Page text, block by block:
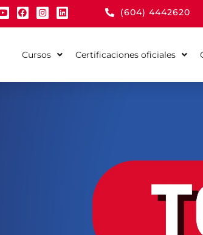
(604) 4442620
Cursos Certificaciones oficiales